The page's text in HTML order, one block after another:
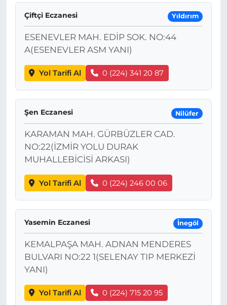
Çiftçi Eczanesi Yıldırım
ESENEVLER MAH. EDİP SOK. NO:44
A(ESENEVLER ASM YANI)
Yol Tarifi Al 0 (224) 341 20 87
Şen Eczanesi Nilüfer
KARAMAN MAH. GÜRBÜZLER CAD.
NO:22(İZMİR YOLU DURAK
MUHALLEBİCİSİ ARKASI)
Yol Tarifi Al 0 (224) 246 00 06
Yasemin Eczanesi İnegöl
KEMALPAŞA MAH. ADNAN MENDERES
BULVARI NO:22 1(SELENAY TIP MERKEZİ
YANI)
Yol Tarifi Al 0 (224) 715 20 95